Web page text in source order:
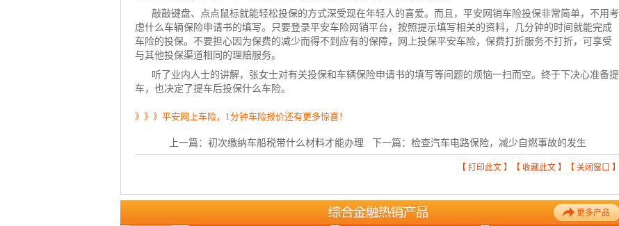
敲敲键盘、点点鼠标就能轻松投保的方式深受现在年轻人的喜爱。而且，平安网销车险投保非常简单，不用考
虑什么车辆保险申请书的填写。只要登录平安车险网销平台，按照提示填写相关的资料，几分钟的时间就能完成
车险的投保。不要担心因为保费的减少而得不到应有的保障，
网上投保平安车险，保费打折服务不打折，可享受
与其他投保渠道相同的理赔服务。
听了业内人士的讲解，张女士对有关投保和车辆保险申请书的填写等问题的烦恼一扫而空。终于下决心准备提
车，也决定了提车后投保什么车险。
》》》平安网上车险，1分钟车险报价还有更多惊喜！
上一篇： 初次缴纳车船税带什么材料才能办理 下一篇： 检查汽车电路保险，减少自燃事故的发生
【 打印此文 】【 收藏此文 】【 关闭窗口 】